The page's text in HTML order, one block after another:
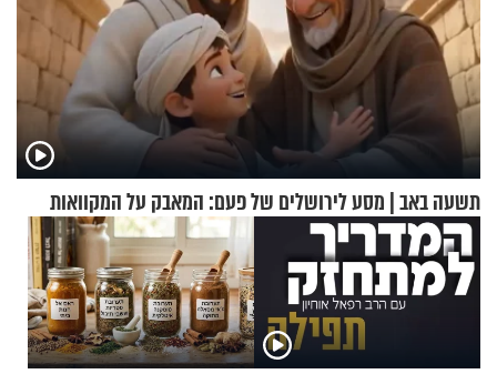
תשעה באב | מסע לירושלים של פעם: המאבק על המקוואות